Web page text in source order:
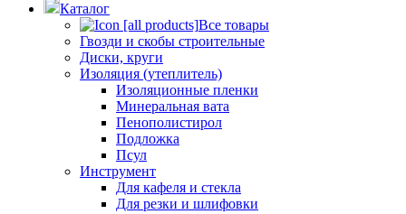
Каталог
Все товары
Гвозди и скобы строительные
Диски, круги
Изоляция (утеплитель)
Изоляционные пленки
Минеральная вата
Пенополистирол
Подложка
Псул
Инструмент
Для кафеля и стекла
Для резки и шлифовки